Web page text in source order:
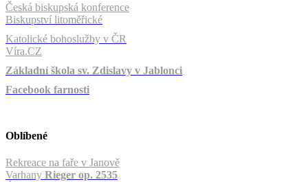
Česká biskupská konference
Biskupství litoměřické
Katolické bohoslužby v ČR
Víra.CZ
Základní škola sv. Zdislavy v Jablonci
Facebook farnosti
Oblíbené
Rekreace na faře v Janově
Varhany Rieger op. 2535